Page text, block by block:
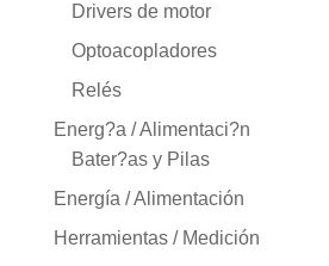
Drivers de motor
Optoacopladores
Relés
Energ?a / Alimentaci?n
Bater?as y Pilas
Energía / Alimentación
Herramientas / Medición